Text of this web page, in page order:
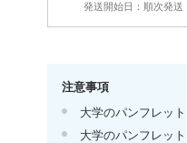
発送開始日：順次発送
注意事項
大学のパンフレッ
大学のパンフレッ